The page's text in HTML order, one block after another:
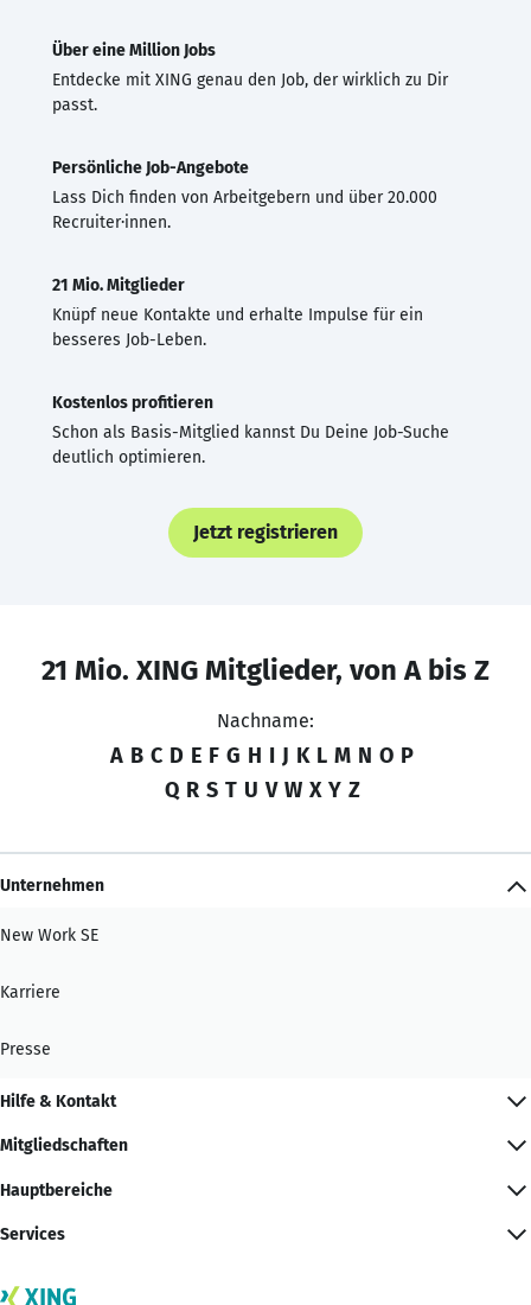
Über eine Million Jobs
Entdecke mit XING genau den Job, der wirklich zu Dir
passt.
Persönliche Job-Angebote
Lass Dich finden von Arbeitgebern und über 20.000
Recruiter·innen.
21 Mio. Mitglieder
Knüpf neue Kontakte und erhalte Impulse für ein
besseres Job-Leben.
Kostenlos profitieren
Schon als Basis-Mitglied kannst Du Deine Job-Suche
deutlich optimieren.
Jetzt registrieren
21 Mio. XING Mitglieder, von A bis Z
Nachname:
A B C D E F G H I J K L M N O P
Q R S T U V W X Y Z
Unternehmen
New Work SE
Karriere
Presse
Hilfe & Kontakt
Mitgliedschaften
Hauptbereiche
Services